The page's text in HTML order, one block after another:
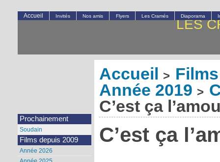
LES
Accueil >
Année 2019 >
C’est ça
C’est ça
Accueil Invités Nos amis Flyers Les Cramés Diaporama
Prochainement
Soudain
Films depuis 2009
Année 2026